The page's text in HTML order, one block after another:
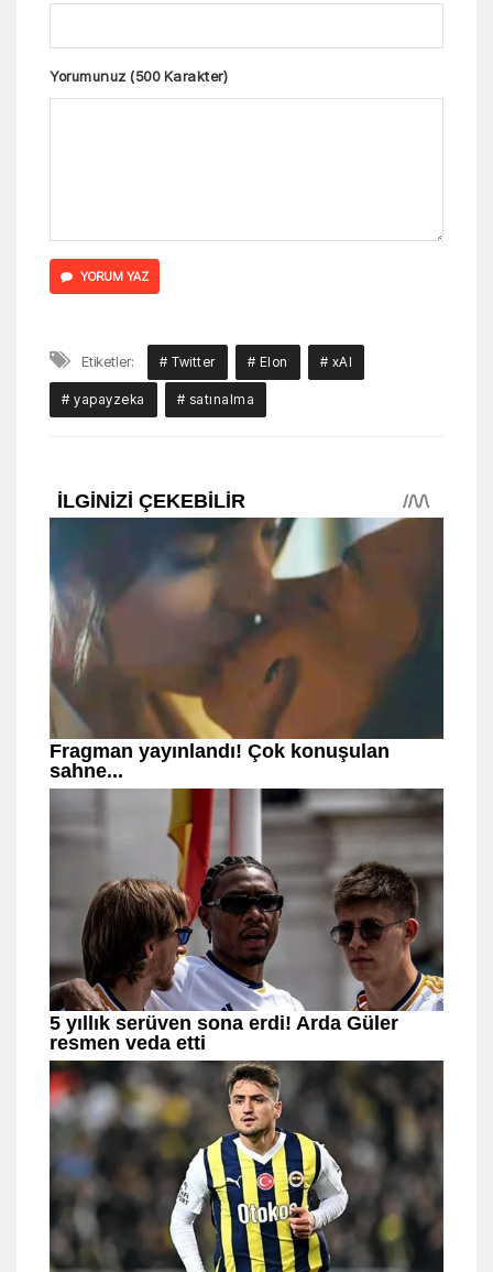
Yorumunuz (500 Karakter)
YORUM YAZ
Etiketler: # Twitter # Elon # xAI
# yapayzeka # satınalma